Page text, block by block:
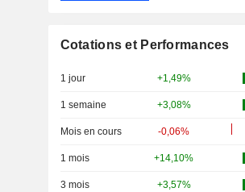
Cotations et Performances
1 jour +1,49%
1 semaine +3,08%
Mois en cours -0,06%
1 mois +14,10%
3 mois +3,57%